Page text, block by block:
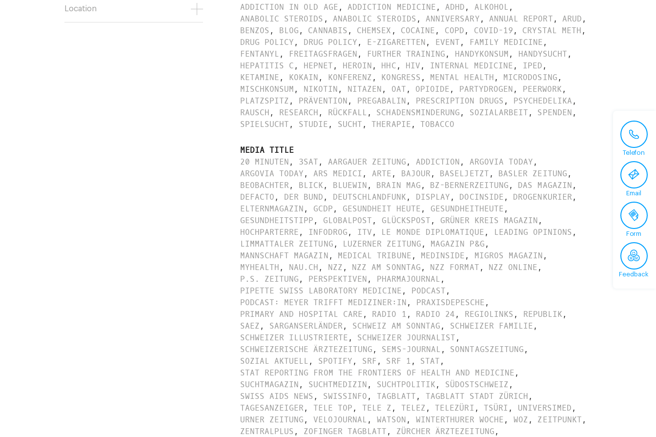
Location
ADDICTION IN OLD AGE, ADDICTION MEDICINE, ADHD, ALKOHOL,
ANABOLIC STEROIDS , ANABOLIC STEROIDS , ANNIVERSARY, ANNUAL REPORT, ARUD,
BENZOS , BLOG, CANNABIS , CHEMSEX , COCAINE, COPD, COVID-19, CRYSTAL METH,
DRUG POLICY, DRUG POLICY, E-ZIGARETTEN, EVENT, FAMILY MEDICINE,
FENTANYL, FREITAGSFRAGEN, FURTHER TRAINING, HANDYKONSUM, HANDYSUCHT,
HEPATITIS C, HEPNET, HEROIN, HHC, HIV, INTERNAL MEDICINE, IPED,
KETAMINE, KOKAIN, KONFERENZ, KONGRESS , MENTAL HEALTH, MICRODOSING,
MISCHKONSUM, NIKOTIN, NITAZEN, OAT, OPIOIDE, PARTYDROGEN, PEERWORK,
PLATZSPITZ, PRÄVENTION, PREGABALIN, PRESCRIPTION DRUGS , PSYCHEDELIKA,
RAUSCH, RESEARCH, RÜCKFALL, SCHADENSMINDERUNG, SOZIALARBEIT, SPENDEN,
SPIELSUCHT, STUDIE, SUCHT, THERAPIE, TOBACCO
MEDIA TITLE
20 MINUTEN, 3SAT, AARGAUER ZEITUNG, ADDICTION, ARGOVIA TODAY,
ARGOVIA TODAY, ARS MEDICI , ARTE, BAJOUR, BASELJETZT, BASLER ZEITUNG,
BEOBACHTER, BLICK, BLUEWIN, BRAIN MAG, BZ-BERNERZEITUNG, DAS MAGAZIN,
DEFACTO, DER BUND, DEUTSCHLANDFUNK, DISPLAY, DOCINSIDE, DROGENKURIER,
ELTERNMAGAZIN, GCDP, GESUNDHEIT HEUTE, GESUNDHEITHEUTE,
GESUNDHEITSTIPP, GLOBALPOST, GLÜCKSPOST, GRÜNER KREIS MAGAZIN,
HOCHPARTERRE, INFODROG, ITV, LE MONDE DIPLOMATIQUE, LEADING OPINIONS ,
LIMMATTALER ZEITUNG, LUZERNER ZEITUNG, MAGAZIN P&G,
MANNSCHAFT MAGAZIN, MEDICAL TRIBUNE, MEDINSIDE, MIGROS MAGAZIN,
MYHEALTH, NAU.CH, NZZ, NZZ AM SONNTAG, NZZ FORMAT, NZZ ONLINE,
P.S. ZEITUNG, PERSPEKTIVEN, PHARMAJOURNAL,
PIPETTE SWISS LABORATORY MEDICINE, PODCAST,
PODCAST: MEYER TRIFFT MEDIZINER:IN, PRAXISDEPESCHE,
PRIMARY AND HOSPITAL CARE, RADIO 1, RADIO 24, REGIOLINKS , REPUBLIK,
SAEZ, SARGANSERLÄNDER, SCHWEIZ AM SONNTAG, SCHWEIZER FAMILIE,
SCHWEIZER ILLUSTRIERTE, SCHWEIZER JOURNALIST,
SCHWEIZERISCHE ÄRZTEZEITUNG, SEMS-JOURNAL, SONNTAGSZEITUNG,
SOZIAL AKTUELL, SPOTIFY, SRF, SRF 1, STAT,
STAT REPORTING FROM THE FRONTIERS OF HEALTH AND MEDICINE,
SUCHTMAGAZIN, SUCHTMEDIZIN, SUCHTPOLITIK, SÜDOSTSCHWEIZ,
SWISS AIDS NEWS , SWISSINFO, TAGBLATT, TAGBLATT STADT ZÜRICH,
TAGESANZEIGER, TELE TOP, TELE Z, TELEZ, TELEZÜRI , TSÜRI , UNIVERSIMED,
URNER ZEITUNG, VELOJOURNAL, WATSON, WINTERTHURER WOCHE, WOZ, ZEITPUNKT,
ZENTRALPLUS , ZOFINGER TAGBLATT, ZÜRCHER ÄRZTEZEITUNG,
Telefon
Email
Form
Feedback